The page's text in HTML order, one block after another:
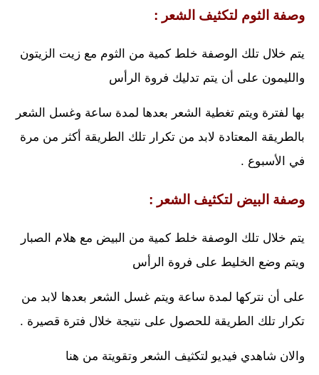
وصفة الثوم لتكثيف الشعر :
يتم خلال تلك الوصفة خلط كمية من الثوم مع زيت الزيتون
والليمون على أن يتم تدليك فروة الرأس
بها لفترة ويتم تغطية الشعر بعدها لمدة ساعة وغسل الشعر
بالطريقة المعتادة لابد من تكرار تلك الطريقة أكثر من مرة
في الأسبوع .
وصفة البيض لتكثيف الشعر :
يتم خلال تلك الوصفة خلط كمية من البيض مع هلام الصبار
ويتم وضع الخليط على فروة الرأس
على أن نتركها لمدة ساعة ويتم غسل الشعر بعدها لابد من
تكرار تلك الطريقة للحصول على نتيجة خلال فترة قصيرة .
والان شاهدي فيديو لتكثيف الشعر وتقويتة من هنا